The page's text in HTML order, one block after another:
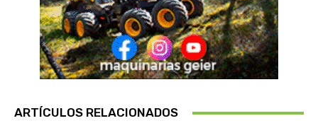
ARTÍCULOS RELACIONADOS